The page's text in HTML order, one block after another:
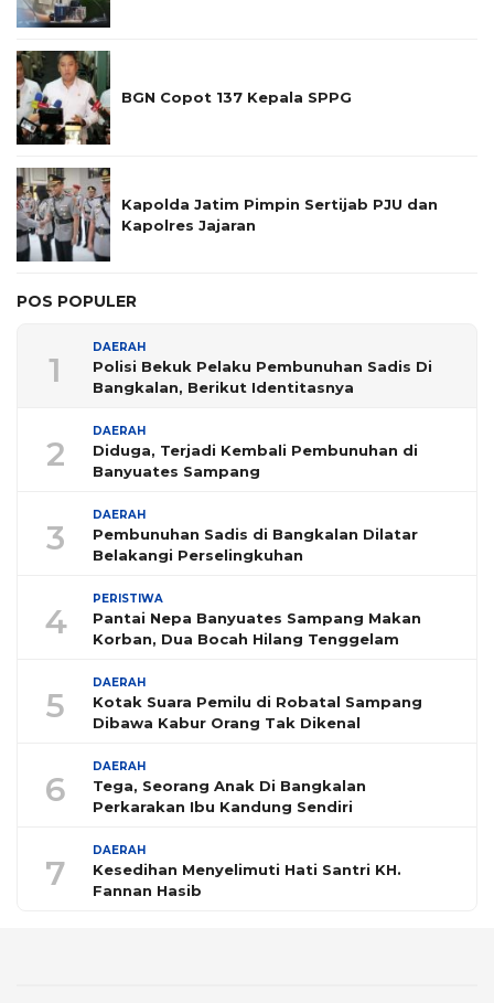
BGN Copot 137 Kepala SPPG
Kapolda Jatim Pimpin Sertijab PJU dan
Kapolres Jajaran
POS POPULER
1
DAERAH
Polisi Bekuk Pelaku Pembunuhan Sadis Di
Bangkalan, Berikut Identitasnya
2
DAERAH
Diduga, Terjadi Kembali Pembunuhan di
Banyuates Sampang
3
DAERAH
Pembunuhan Sadis di Bangkalan Dilatar
Belakangi Perselingkuhan
4
PERISTIWA
Pantai Nepa Banyuates Sampang Makan
Korban, Dua Bocah Hilang Tenggelam
5
DAERAH
Kotak Suara Pemilu di Robatal Sampang
Dibawa Kabur Orang Tak Dikenal
6
DAERAH
Tega, Seorang Anak Di Bangkalan
Perkarakan Ibu Kandung Sendiri
7
DAERAH
Kesedihan Menyelimuti Hati Santri KH.
Fannan Hasib